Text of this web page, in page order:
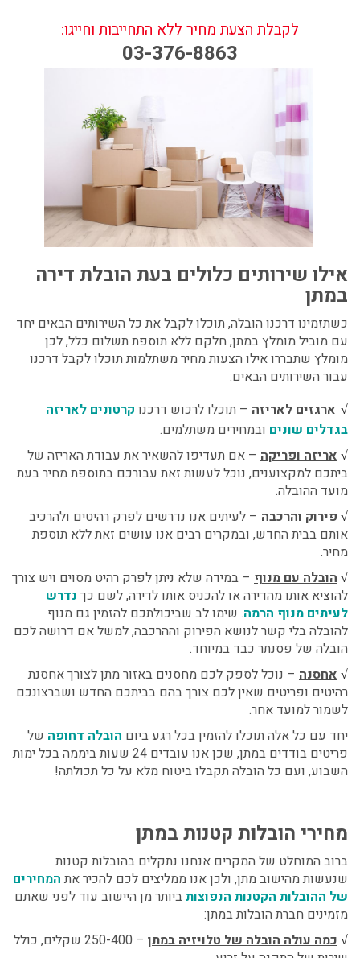
לקבלת הצעת מחיר ללא התחייבות וחייגו:
03-376-8863
אילו שירותים כלולים בעת הובלת דירה
במתן
כשתזמינו דרכנו הובלה, תוכלו לקבל את כל השירותים הבאים יחד
עם מוביל מומלץ במתן, חלקם ללא תוספת תשלום כלל, לכן
מומלץ שתבררו אילו הצעות מחיר משתלמות תוכלו לקבל דרכנו
עבור השירותים הבאים:
√ ארגזים לאריזה – תוכלו לרכוש דרכנו קרטונים לאריזה
בגדלים שונים ובמחירים משתלמים.
√ אריזה ופריקה – אם תעדיפו להשאיר את עבודת האריזה של
ביתכם למקצוענים, נוכל לעשות זאת עבורכם בתוספת מחיר בעת
מועד ההובלה.
√ פירוק והרכבה – לעיתים אנו נדרשים לפרק רהיטים ולהרכיב
אותם בבית החדש, ובמקרים רבים אנו עושים זאת ללא תוספת
מחיר.
√ הובלה עם מנוף – במידה שלא ניתן לפרק רהיט מסוים ויש צורך
להוציא אותו מהדירה או להכניס אותו לדירה, לשם כך נדרש
לעיתים מנוף הרמה. שימו לב שביכולתכם להזמין גם מנוף
להובלה בלי קשר לנושא הפירוק וההרכבה, למשל אם דרושה לכם
הובלה של פסנתר כבד במיוחד.
√ אחסנה – נוכל לספק לכם מחסנים באזור מתן לצורך אחסנת
רהיטים ופריטים שאין לכם צורך בהם בביתכם החדש ושברצונכם
לשמור למועד אחר.
יחד עם כל אלה תוכלו להזמין בכל רגע ביום הובלה דחופה של
פריטים בודדים במתן
, שכן אנו עובדים 24 שעות ביממה בכל ימות
השבוע, ועם כל הובלה תקבלו ביטוח מלא על כל תכולתה!
מחירי הובלות קטנות במתן
ברוב המוחלט של המקרים אנחנו נתקלים בהובלות קטנות
שנעשות מהישוב מתן, ולכן אנו ממליצים לכם להכיר את המחירים
של ההובלות הקטנות הנפוצותביותר מן היישוב עוד לפני שאתם
מזמינים חברת הובלות במתן:
√ כמה עולה הובלה של טלויזיה במתן
– 250-400 שקלים, כולל